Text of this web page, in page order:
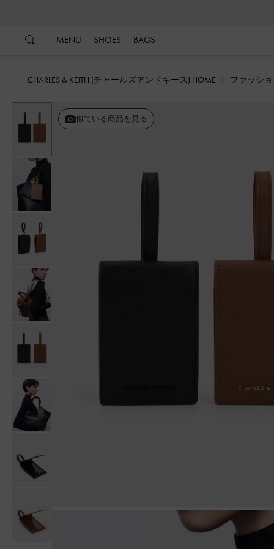
MENU SHOES BAGS
CHARLES & KEITH (チャールズアンドキース) HOME ファッシ
戻る 似ている商品を見る